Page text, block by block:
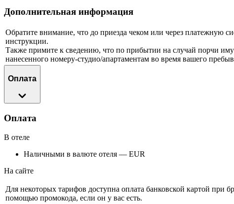
Дополнительная информация
Обратите внимание, что до приезда чеком или через платежную
инструкции.
Также примите к сведению, что по прибытии на случай порчи
нанесенного номеру-студио/апартаментам во время вашего
Оплата
Оплата
В отеле
Наличными в валюте отеля — EUR
На сайте
Для некоторых тарифов доступна оплата банковской картой
помощью промокода, если он у вас есть.